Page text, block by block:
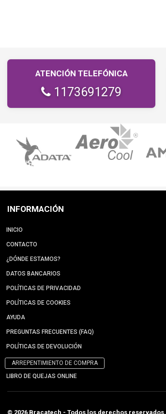
ATENCIÓN TELEFÓNICA
1173691279
INFORMACIÓN
INICIO
CONTACTO
¿DÓNDE ESTAMOS?
DATOS BANCARIOS
POLÍTICAS DE PRIVACIDAD
POLÍTICAS DE COOKIES
AYUDA
PREGUNTAS FRECUENTES (FAQ)
POLÍTICAS DE DEVOLUCIÓN
ARREPENTIMIENTO DE COMPRA
LIBRO DE QUEJAS ONLINE
© 2026 Bracatech - Todos los derechos reservados.